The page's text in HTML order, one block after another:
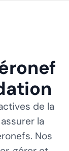
de la
la
Nos